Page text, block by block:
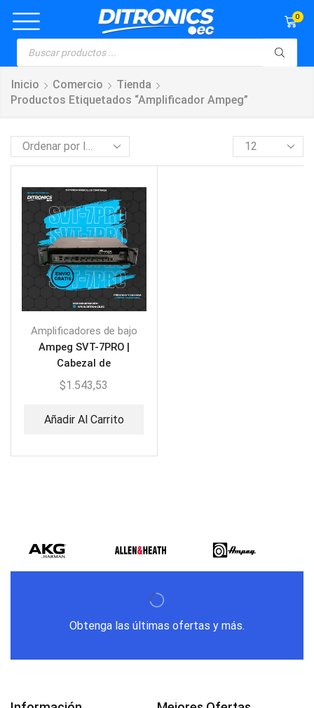
0
Inicio Comercio
Tienda
Productos Etiquetados “amplificador Ampeg”
Amplificadores de bajo
Ampeg SVT-7PRO |
Cabezal de
Amplificación de graves
$1.543,53
Añadir Al Carrito
Obtenga las últimas ofertas y más.